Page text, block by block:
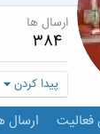
ارسال ها
384
پیدا کردن
فعالیت ارسال